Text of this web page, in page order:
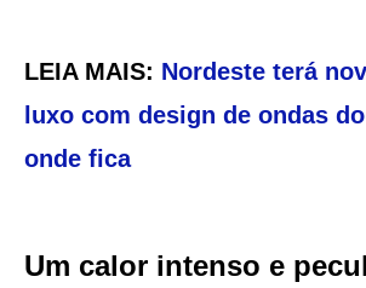
LEIA MAIS: Nordeste terá
luxo com design de ondas
onde fica
Um calor intenso e